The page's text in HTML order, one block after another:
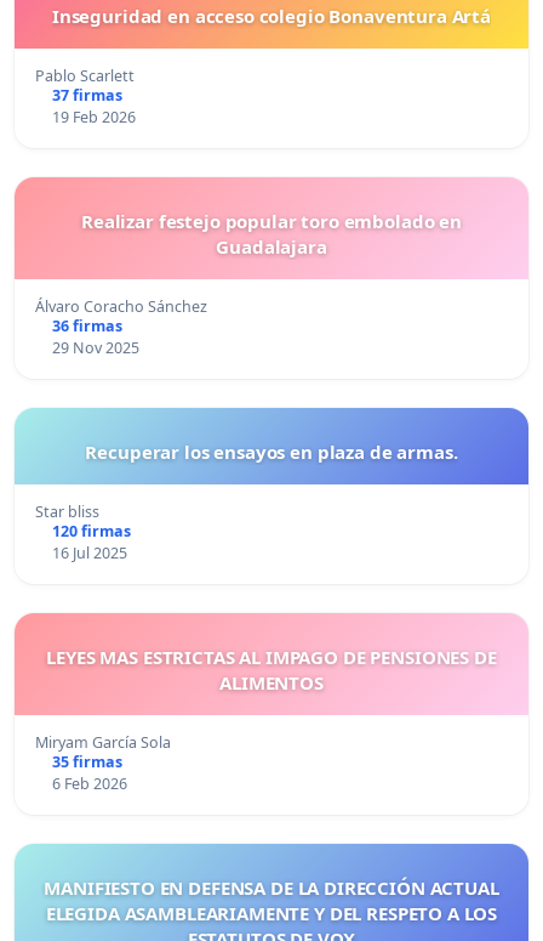
Inseguridad en acceso colegio Bonaventura Artá
Pablo Scarlett
37 firmas
19 Feb 2026
Realizar festejo popular toro embolado en
Guadalajara
Álvaro Coracho Sánchez
36 firmas
29 Nov 2025
Recuperar los ensayos en plaza de armas.
Star bliss
120 firmas
16 Jul 2025
LEYES MAS ESTRICTAS AL IMPAGO DE PENSIONES DE
ALIMENTOS
Miryam García Sola
35 firmas
6 Feb 2026
MANIFIESTO EN DEFENSA DE LA DIRECCIÓN ACTUAL
ELEGIDA ASAMBLEARIAMENTE Y DEL RESPETO A LOS